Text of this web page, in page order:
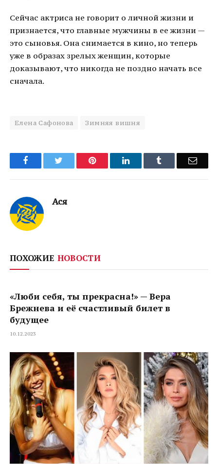
Сейчас актриса не говорит о личной жизни и
признается, что главные мужчины в ее жизни —
это сыновья. Она снимается в кино, но теперь
уже в образах зрелых женщин, которые
доказывают, что никогда не поздно начать все
сначала.
Елена Сафонова Зимняя вишня
Facebook Pinterest LinkedIn Email
Ася
ПОХОЖИЕ НОВОСТИ
«Люби себя, ты прекрасна!» — Вера
Брежнева и её счастливый билет в
будущее
10.12.2023